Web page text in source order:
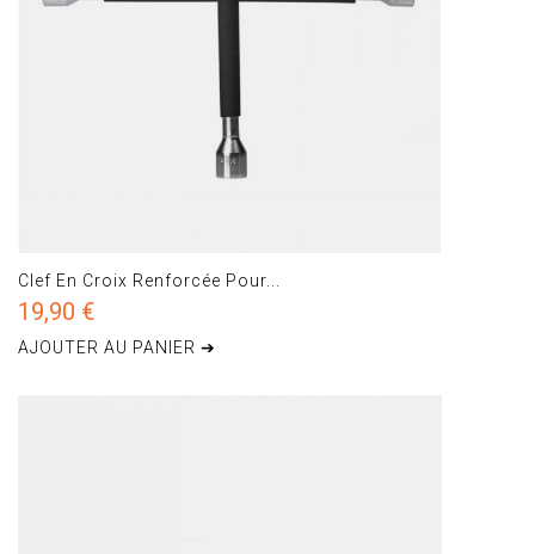
Clef En Croix Renforcée Pour...
19,90 €
AJOUTER AU PANIER ➔